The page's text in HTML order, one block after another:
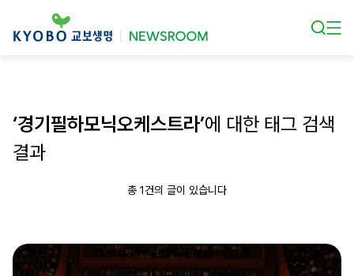
‘경기필하모닉오케스트라’에 대한 태그 검색
결과
총 1건의 글이 있습니다